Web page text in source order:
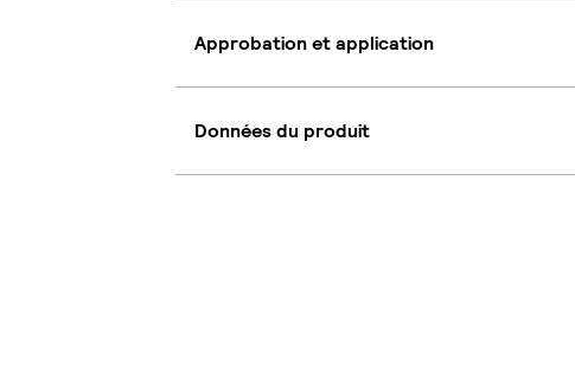
Approbation et application
Données du produit